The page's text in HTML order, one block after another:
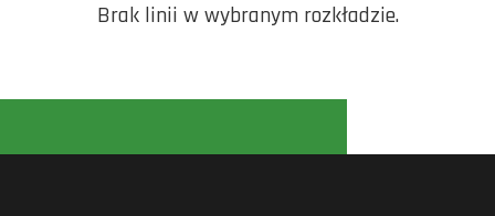
Brak linii w wybranym rozkładzie.